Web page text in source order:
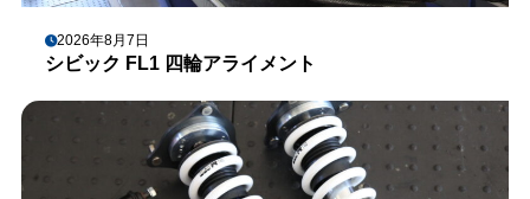
2026年8月7日
シビック FL1 四輪アライメント